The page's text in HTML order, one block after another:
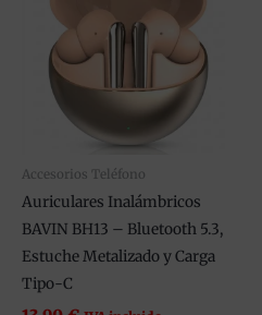
Accesorios Teléfono
Auriculares Inalámbricos
BAVIN BH13 – Bluetooth 5.3,
Estuche Metalizado y Carga
Tipo-C